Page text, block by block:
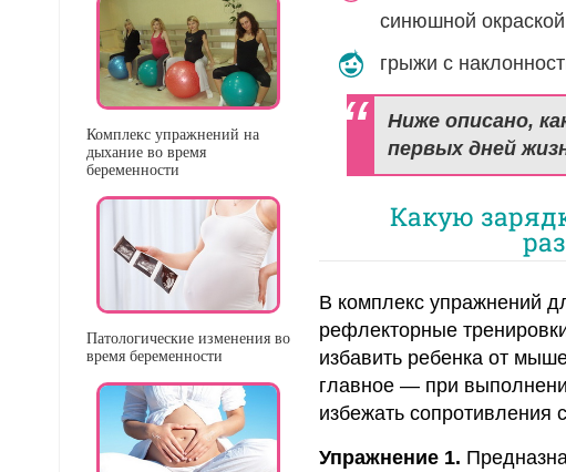
Комплекс упражнений на
дыхание во время
беременности
Патологические изменения во
время беременности
синюшной
грыжи с
Ниже описано,
первых дней
Какую
В комплекс упражнений
рефлекторные
избавить ребенка от
главное — при
избежать сопротивления
Упражнение 1.